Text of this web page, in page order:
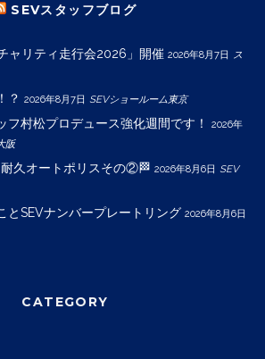
SEVスタッフブログ
ャリティ走行会2026」開催 2026年8月7日
ス
？ 2026年8月7日 SEVショールーム東京
フ村松プロデュース強化週間です！
2026年
阪
久オートポリスその②🏁 2026年8月6日 SEV
とSEVナンバープレートリング 2026年8月6日
CATEGORY